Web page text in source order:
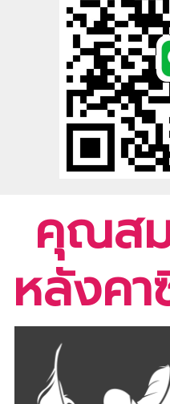
คุณส
หลังค